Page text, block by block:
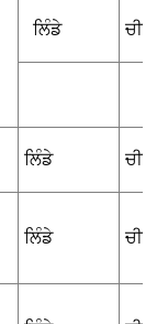
ਲਿੰਡੇ ਚੀਨ
ਲਿੰਡੇ ਚੀਨ
ਲਿੰਡੇ ਚੀਨ